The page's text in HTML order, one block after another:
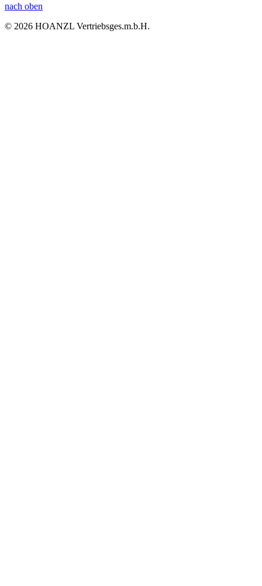
nach oben
© 2026 HOANZL Vertriebsges.m.b.H.